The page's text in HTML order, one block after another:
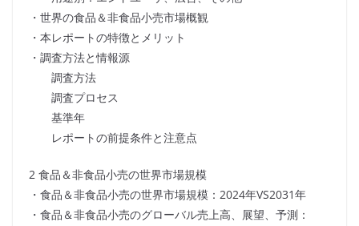
・世界の食品＆非食品小売市場概観
・本レポートの特徴とメリット
・調査方法と情報源
調査方法
調査プロセス
基準年
レポートの前提条件と注意点
2 食品＆非食品小売の世界市場規模
・食品＆非食品小売の世界市場規模：2024年VS2031年
・食品＆非食品小売のグローバル売上高、展望、予測：